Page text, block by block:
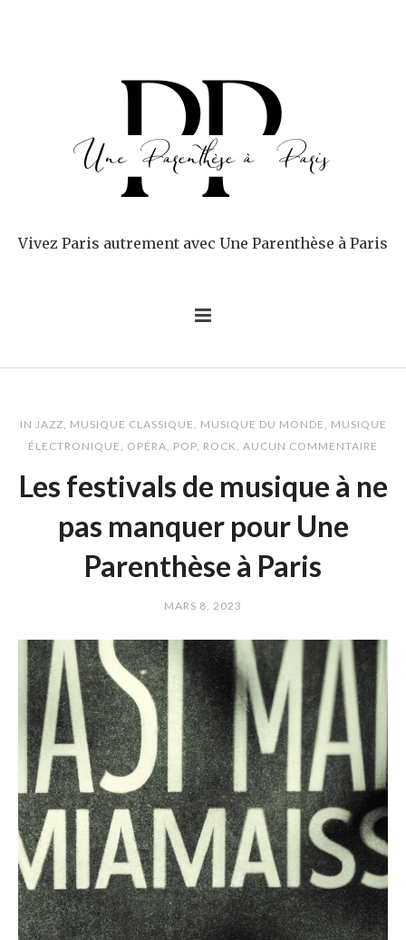
Vivez Paris autrement avec Une Parenthèse à Paris
IN JAZZ, MUSIQUE CLASSIQUE , MUSIQUE DU MONDE , MUSIQUE
ÉLECTRONIQUE , OPÉRA, POP, ROCK AUCUN COMMENTAIRE
Les festivals de musique à ne
pas manquer pour Une
Parenthèse à Paris
MARS 8, 2023